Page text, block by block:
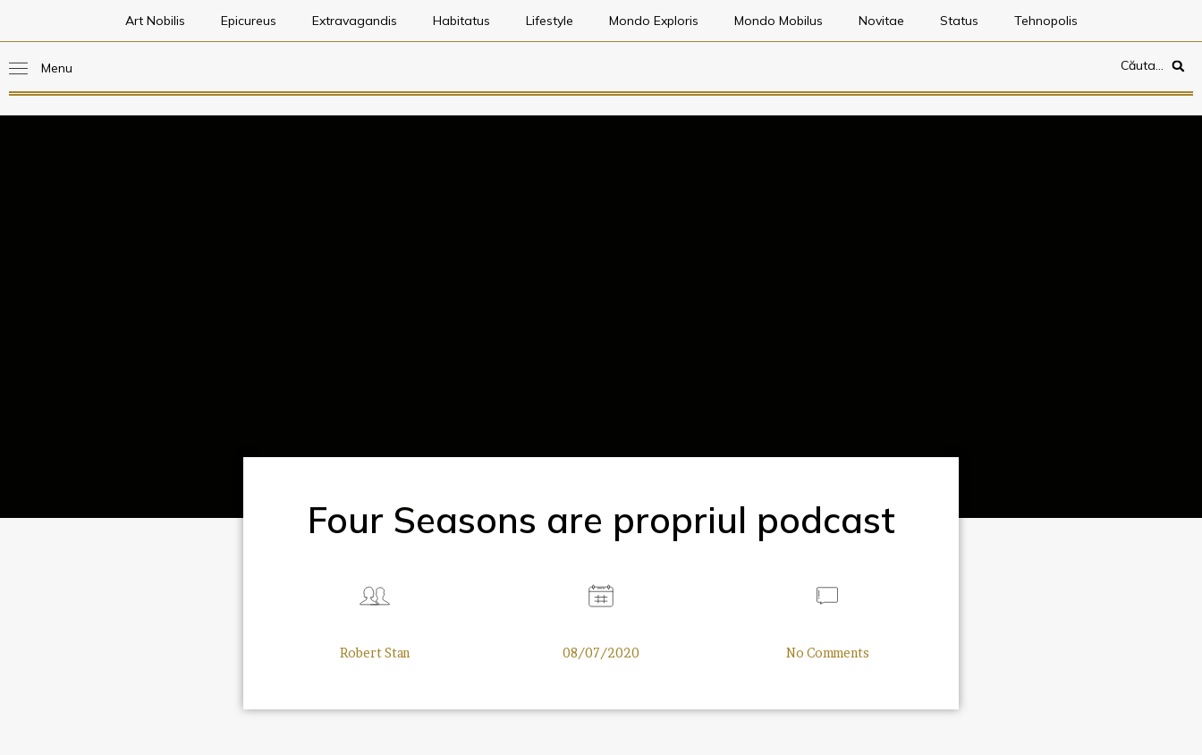
Art Nobilis Epicureus Extravagandis Habitatus Lifestyle Mondo Exploris Mondo Mobilus Novitae Status Tehnopolis
Menu Căuta…
Four Seasons are propriul podcast
Robert Stan 08/07/2020 No Comments